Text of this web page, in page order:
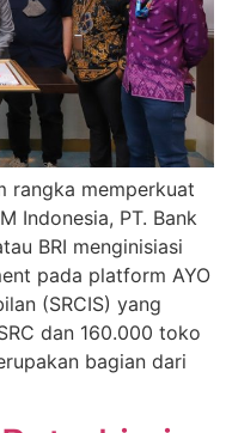
rangka memperkuat
Indonesia, PT. Bank
BRI menginisiasi
pada platform AYO
(SRCIS) yang
dan 160.000 toko
bagian dari